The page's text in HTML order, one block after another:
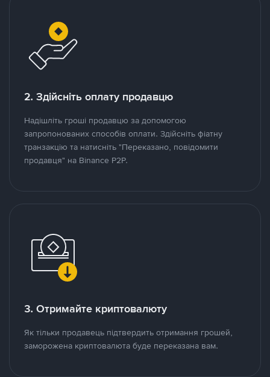
2. Здійсніть оплату продавцю
Надішліть гроші продавцю за допомогою
запропонованих способів оплати. Здійсніть фіатну
транзакцію та натисніть "Переказано, повідомити
продавця" на Binance P2P.
3. Отримайте криптовалюту
Як тільки продавець підтвердить отримання грошей,
заморожена криптовалюта буде переказана вам.